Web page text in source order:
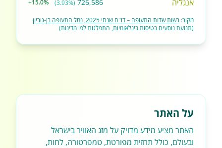
אנגליה 726,586
(3.93%)
+15.0%
מקור: רשות שדות התעופה – דו"ח שנתי 2025, נמל התעופה בן-גוריון
(תנועת נוסעים בטיסות בינלאומיות, התפלגות לפי מדינות)
על האתר
האתר מציע מידע מדויק על מזג האוויר בישראל
ובעולם, כולל תחזית מפורטת, טמפרטורה, לחות,